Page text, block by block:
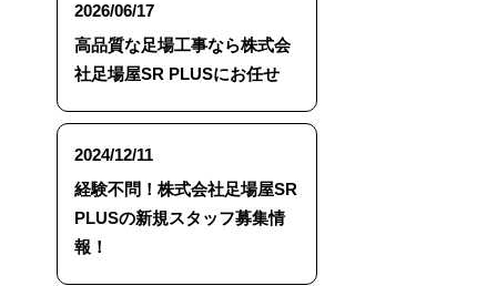
2026/06/17
高品質な足場工事なら株式会
社足場屋SR PLUSにお任せ
2024/12/11
経験不問！株式会社足場屋SR
PLUSの新規スタッフ募集情
報！